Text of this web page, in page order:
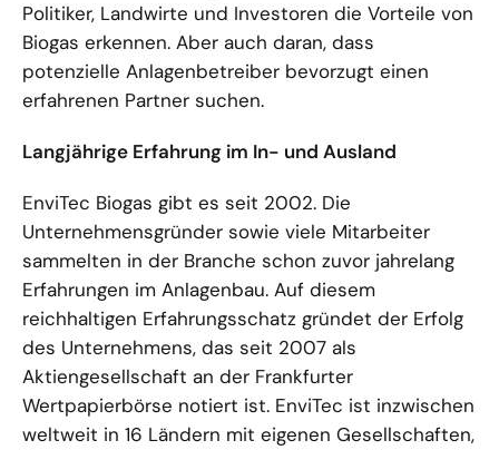
Politiker, Landwirte und Investoren die Vorteile von
Biogas erkennen. Aber auch daran, dass
potenzielle Anlagenbetreiber bevorzugt einen
erfahrenen Partner suchen.
Langjährige Erfahrung im In- und Ausland
EnviTec Biogas gibt es seit 2002. Die
Unternehmensgründer sowie viele Mitarbeiter
sammelten in der Branche schon zuvor jahrelang
Erfahrungen im Anlagenbau. Auf diesem
reichhaltigen Erfahrungsschatz gründet der Erfolg
des Unternehmens, das seit 2007 als
Aktiengesellschaft an der Frankfurter
Wertpapierbörse notiert ist. EnviTec ist inzwischen
weltweit in 16 Ländern mit eigenen Gesellschaften,